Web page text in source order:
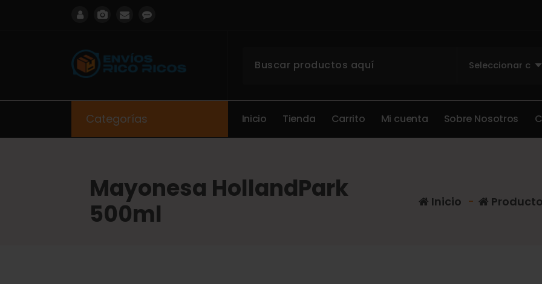
Categorías Inicio Tienda Carrito Mi cuenta Sobre Nosotros
Mayonesa HollandPark
500ml
Inicio -